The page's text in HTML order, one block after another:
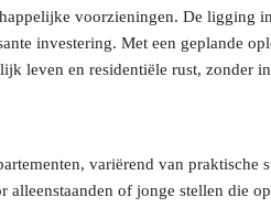
voorzieningen. De ligging
investering. Met een geplande
leven en residentiële rust, zonder
variërend van praktische
alleenstaanden of jonge stellen die